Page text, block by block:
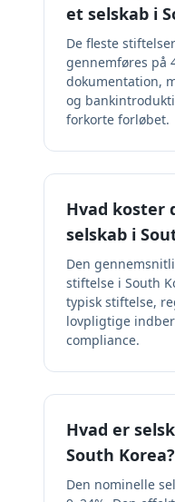
et selskab i
De fleste
gennemføres på
dokumentation,
og
forkorte forløbet.
Hvad koster
selskab i
Den
stiftelse i South
typisk stiftelse,
lovpligtige
compliance.
Hvad er
South Korea?
Den nominelle